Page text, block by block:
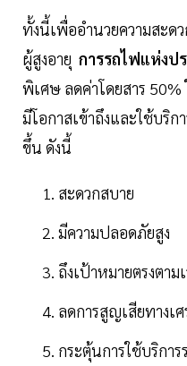
ทั้งนี้เพื่ออำนวยความสะด
ผู้สูงอายุ การรถไฟแห่งป
พิเศษ ลดค่าโดยสาร
มีโอกาสเข้าถึงและใช้บริก
ขึ้น ดังนี้
สะดวกสบาย
มีความปลอดภัยสูง
ถึงเป้าหมายตรงตาม
ลดการสูญเสียทางเ
กระตุ้นการใช้บริกา